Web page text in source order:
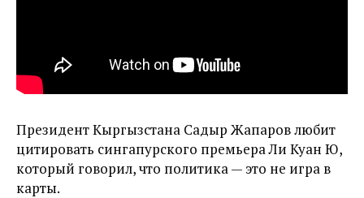
Президент Кыргызстана Садыр Жапаров любит
цитировать сингапурского премьера Ли Куан Ю,
который говорил, что политика — это не игра в
карты.